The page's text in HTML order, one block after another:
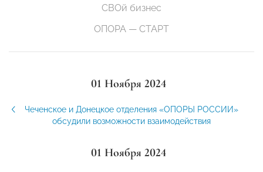
СВОй бизнес
ОПОРА — СТАРТ
01 Ноября 2024
Чеченское и Донецкое отделения «ОПОРЫ РОССИИ»
обсудили возможности взаимодействия
01 Ноября 2024